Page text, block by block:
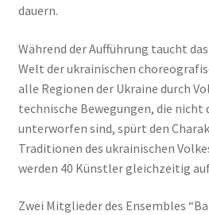
dauern.
Während der Aufführung taucht
Welt der ukrainischen
alle Regionen der Ukraine durch
technische Bewegungen, die nicht
unterworfen sind, spürt den
Traditionen des ukrainischen
werden 40 Künstler gleichzeitig
Zwei Mitglieder des Ensembles